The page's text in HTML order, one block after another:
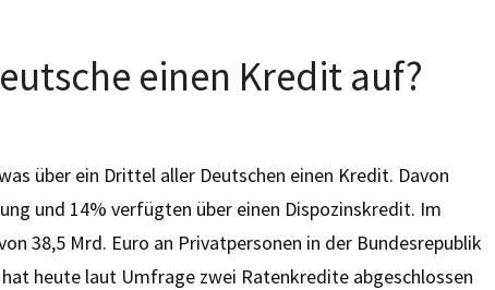
einen Kredit auf?
über ein Drittel aller Deutschen einen Kredit. Davon
und 14% verfügten über einen Dispozinskredit. Im
38,5 Mrd. Euro an Privatpersonen in der Bundesrepublik
heute laut Umfrage zwei Ratenkredite abgeschlossen